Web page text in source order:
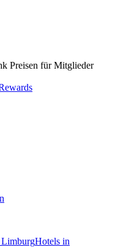
Preisen für Mitglieder
Hotels in